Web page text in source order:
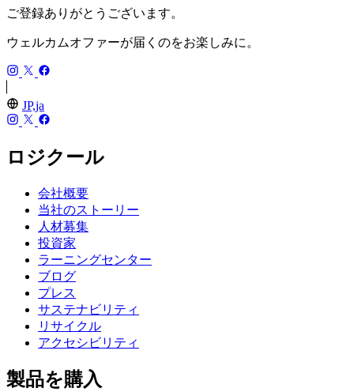
ご登録ありがとうございます。
ウェルカムオファーが届くのをお楽しみに。
JP,ja
ロジクール
会社概要
当社のストーリー
人材募集
投資家
ラーニングセンター
ブログ
プレス
サステナビリティ
リサイクル
アクセシビリティ
製品を購入